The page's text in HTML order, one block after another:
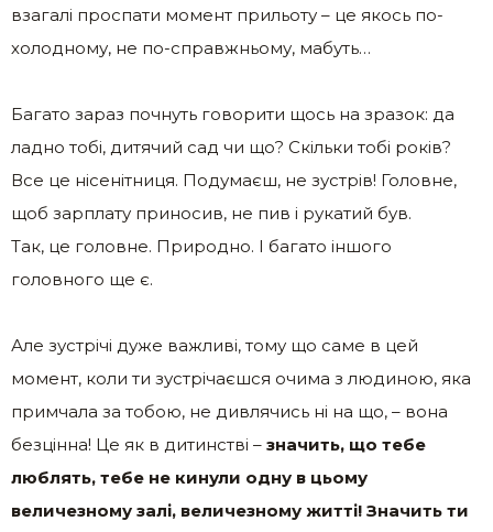
взагалі проспати момент прильоту – це якось по-
холодному, не по-справжньому, мабуть…
Багато зараз почнуть говорити щось на зразок: да
ладно тобі, дитячий сад чи що? Скільки тобі років?
Все це нісенітниця. Подумаєш, не зустрів! Головне,
щоб зарплату приносив, не пив і рукатий був.
Так, це головне. Природно. І багато іншого
головного ще є.
Але зустрічі дуже важливі, тому що саме в цей
момент, коли ти зустрічаєшся очима з людиною, яка
примчала за тобою, не дивлячись ні на що, – вона
безцінна! Це як в дитинстві – значить, що тебе
люблять, тебе не кинули одну в цьому
величезному залі, величезному житті! Значить ти